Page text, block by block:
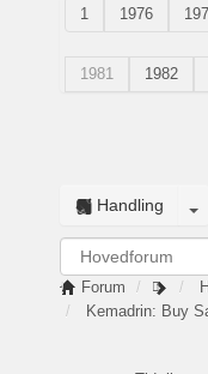
1 1976
1981
1982
Handling
Forum
Kemadrin: Buy